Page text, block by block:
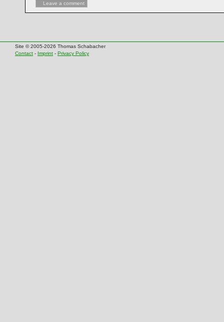
Leave a comment
Site © 2005-2026 Thomas Schabacher
Contact - Imprint - Privacy Policy